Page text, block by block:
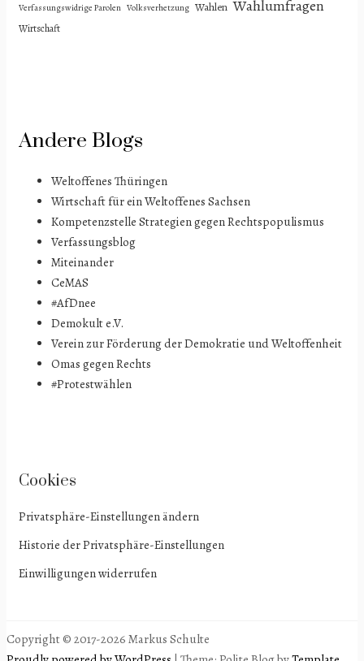
Verfassungswidrige Parolen Volksverhetzung Wahlen Wahlumfragen
Wirtschaft
Andere Blogs
Weltoffenes Thüringen
Wirtschaft für ein Weltoffenes Sachsen
Kompetenzstelle Strategien gegen Rechtspopulismus
Verfassungsblog
Miteinander
CeMAS
#AfDnee
Demokult e.V.
Verein zur Förderung der Demokratie und Weltoffenheit
Omas gegen Rechts
#Protestwählen
Cookies
Privatsphäre-Einstellungen ändern
Historie der Privatsphäre-Einstellungen
Einwilligungen widerrufen
Copyright © 2017-2026 Markus Schulte